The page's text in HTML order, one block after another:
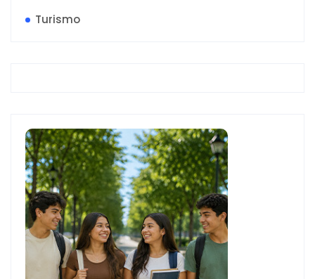
Turismo